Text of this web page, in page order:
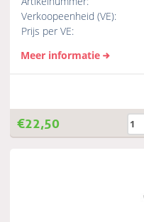
Verkoopeenheid (VE):
Prijs per VE:
Meer informatie
€22,50